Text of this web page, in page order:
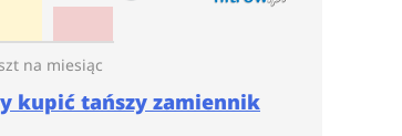
na miesiąc
kupić tańszy zamiennik